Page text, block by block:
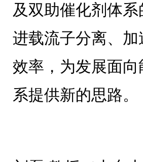
及双助催化剂体
进载流子分离、
效率，为发展面
系提供新的思路。